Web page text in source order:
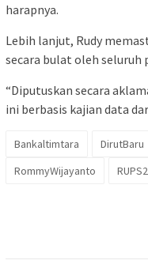
harapnya.
Lebih lanjut, Rudy
secara bulat oleh seluruh
“Diputuskan secara
ini berbasis kajian data
Bankaltimtara DirutBaru
RommyWijayanto